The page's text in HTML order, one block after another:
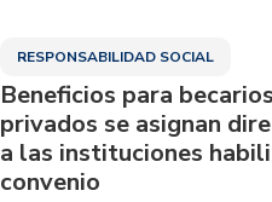
RESPONSABILIDAD SOCIAL
Beneficios para
privados se asignan
a las instituciones
convenio